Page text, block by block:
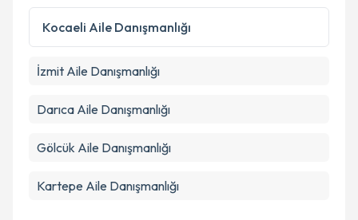
Kişisel verilerimin işlenmesine ilişkin
Metni'ni okudum ve kişisel verilerimin belirtilen
Takvim Talebini Gönder
Kocaeli Aile Danışmanlığı
İzmit Aile Danışmanlığı
Darıca Aile Danışmanlığı
Gölcük Aile Danışmanlığı
Kartepe Aile Danışmanlığı